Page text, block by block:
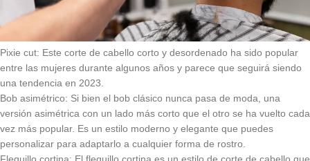
Te traemos algunas tendencias en cortes de cabello para mujer este
2023.
Pixie cut: Este corte de cabello corto y desordenado ha sido popular
entre las mujeres durante algunos años y parece que seguirá siendo
una tendencia en 2023.
Bob asimétrico: Si bien el bob clásico nunca pasa de moda, una
versión asimétrica con un lado más corto que el otro se ha vuelto cada
vez más popular. Es un estilo moderno y elegante que puedes
personalizar para adaptarlo a cualquier forma de rostro.